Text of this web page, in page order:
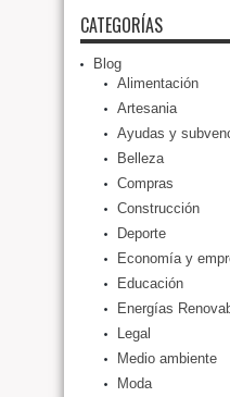
CATEGORÍAS
Blog
Alimentación
Artesania
Ayudas y
Belleza
Compras
Construcción
Deporte
Economía y
Educación
Energías
Legal
Medio ambiente
Moda